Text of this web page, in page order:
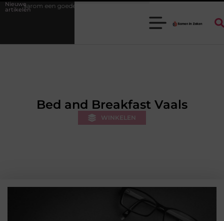
Nieuwe
artikelen
stukadoorgroothandel het werk van de stukadoor makkelijker maakt
Bed and Breakfast Vaals
WINKELEN